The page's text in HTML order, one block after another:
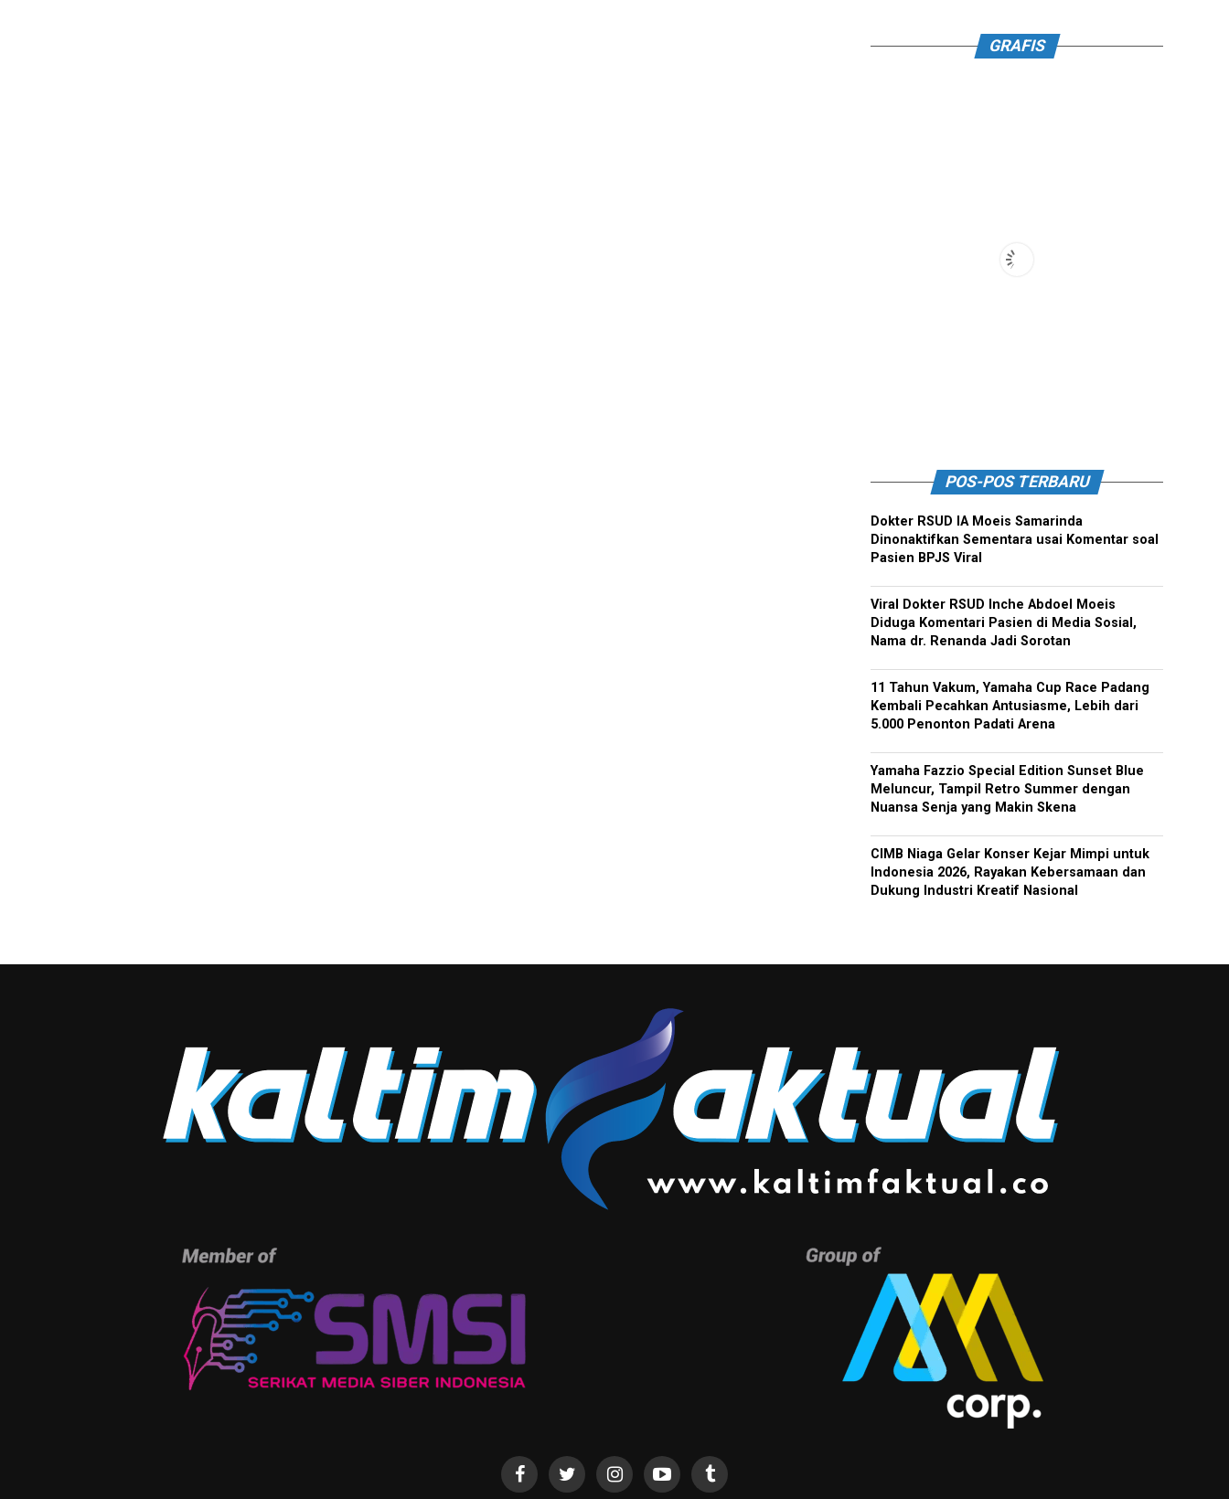
GRAFIS
POS-POS TERBARU
Dokter RSUD IA Moeis Samarinda
Dinonaktifkan Sementara usai Komentar soal
Pasien BPJS Viral
Viral Dokter RSUD Inche Abdoel Moeis
Diduga Komentari Pasien di Media Sosial,
Nama dr. Renanda Jadi Sorotan
11 Tahun Vakum, Yamaha Cup Race Padang
Kembali Pecahkan Antusiasme, Lebih dari
5.000 Penonton Padati Arena
Yamaha Fazzio Special Edition Sunset Blue
Meluncur, Tampil Retro Summer dengan
Nuansa Senja yang Makin Skena
CIMB Niaga Gelar Konser Kejar Mimpi untuk
Indonesia 2026, Rayakan Kebersamaan dan
Dukung Industri Kreatif Nasional